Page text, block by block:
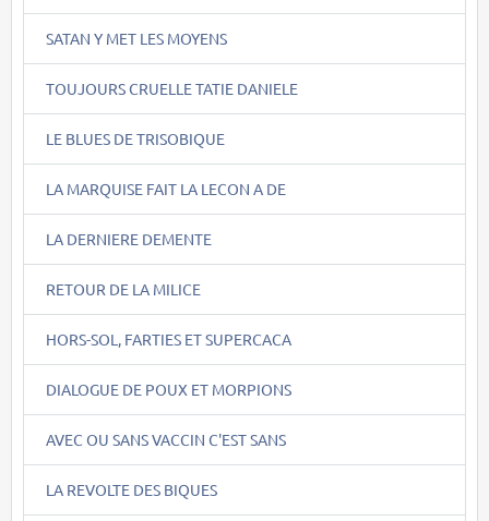
SATAN Y MET LES MOYENS
TOUJOURS CRUELLE TATIE DANIELE
LE BLUES DE TRISOBIQUE
LA MARQUISE FAIT LA LECON A DE
LA DERNIERE DEMENTE
RETOUR DE LA MILICE
HORS-SOL, FARTIES ET SUPERCACA
DIALOGUE DE POUX ET MORPIONS
AVEC OU SANS VACCIN C'EST SANS
LA REVOLTE DES BIQUES